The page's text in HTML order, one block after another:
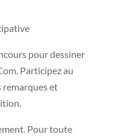
pour dessiner
Participez au
remarques et
Pour toute